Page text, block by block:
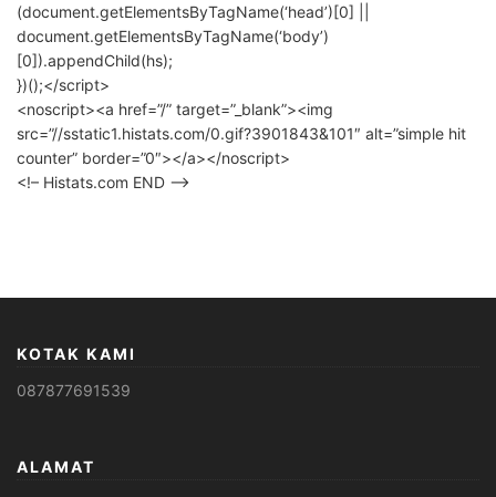
(document.getElementsByTagName(‘head’)[0] ||
document.getElementsByTagName(‘body’)
[0]).appendChild(hs);
})();</script>
<noscript><a href=”/” target=”_blank”><img
src=”//sstatic1.histats.com/0.gif?3901843&101″ alt=”simple hit
counter” border=”0″></a></noscript>
<!– Histats.com END –>
KOTAK KAMI
087877691539
ALAMAT